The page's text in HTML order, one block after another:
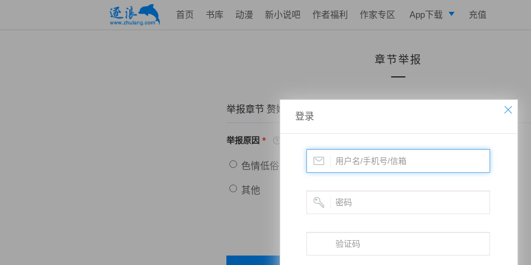
首页 书库 动漫 新小说吧 作者福利 作家专区 App下载
写作助手
充值
章节举报
举报章节 赘婿当道：和老婆荒岛求生的日子——第一百一十二章 挽救
举报原因 *
色情低俗 政治敏感 暴力低俗
其他
登录